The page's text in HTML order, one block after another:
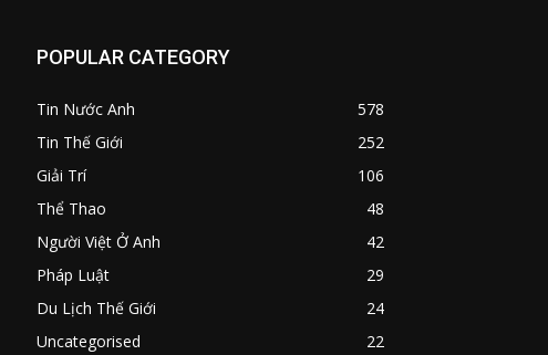
POPULAR CATEGORY
Tin Nước Anh
578
Tin Thế Giới
252
Giải Trí
106
Thể Thao
48
Người Việt Ở Anh
42
Pháp Luật
29
Du Lịch Thế Giới
24
Uncategorised
22